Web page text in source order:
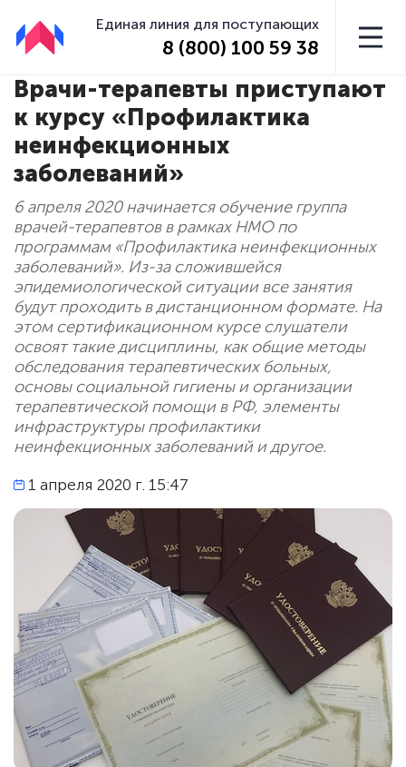
Единая линия для поступающих
8 (800) 100 59 38
Врачи-терапевты приступают
к курсу «Профилактика
неинфекционных
заболеваний»
6 апреля 2020 начинается обучение группa
врачей-терапевтов в рамках НМО по
программам «Профилактика неинфекционных
заболеваний». Из-за сложившейся
эпидемиологической ситуации все занятия
будут проходить в дистанционном формате. На
этом сертификационном курсе слушатели
освоят такие дисциплины, как общие методы
обследования терапевтических больных,
основы социальной гигиены и организации
терапевтической помощи в РФ, элементы
инфраструктуры профилактики
неинфекционных заболеваний и другое.
1 апреля 2020 г. 15:47